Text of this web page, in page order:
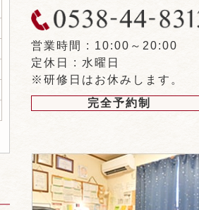
営業時間 : 10:00～20:00
定休日 : 水曜日
※研修日はお休みします。
完全予約制